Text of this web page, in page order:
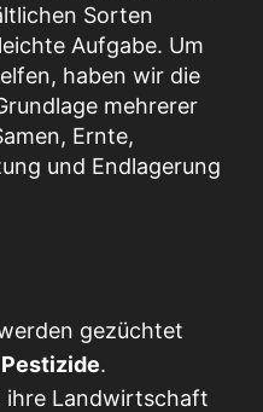
Sorten
Aufgabe. Um
haben wir die
mehrerer
Ernte,
und Endlagerung
gezüchtet
.
ihre Landwirtschaft